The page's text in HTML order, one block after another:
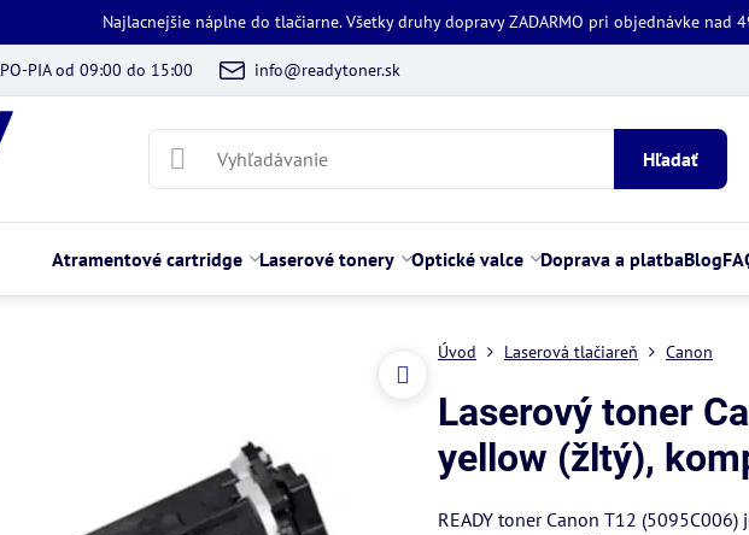
Najlacnejšie náplne do tlačiarne. Všetky druhy dopravy ZADARMO pri objednávke nad
PO-PIA od 09:00 do 15:00 info@readytoner.sk
Hľadať
Atramentové cartridge Laserové tonery Optické valce Doprava a platbaBlog
Úvod Laserová tlačiareň Canon
Laserový toner
yellow (žltý),
READY toner Canon T12